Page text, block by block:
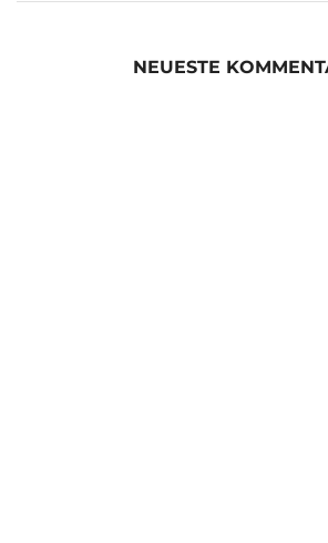
NEUESTE